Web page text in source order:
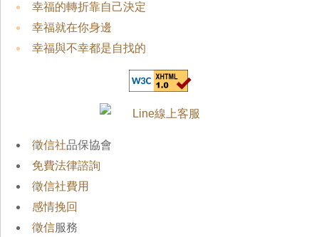
幸福的轉折靠自己決定
幸福就在你身邊
幸福與不幸都是自找的
徵信社品保協會
免費法律諮詢
徵信社費用
感情挽回
徵信服務